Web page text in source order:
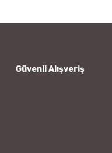
Güvenli Alışveriş